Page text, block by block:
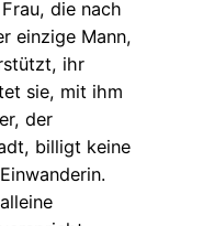
die nach
einzige Mann,
ihr
sie, mit ihm
der
billigt keine